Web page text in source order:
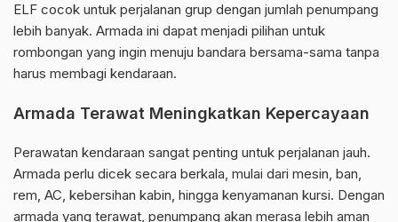
ELF cocok untuk perjalanan grup dengan jumlah penumpang
lebih banyak. Armada ini dapat menjadi pilihan untuk
rombongan yang ingin menuju bandara bersama-sama tanpa
harus membagi kendaraan.
Armada Terawat Meningkatkan Kepercayaan
Perawatan kendaraan sangat penting untuk perjalanan jauh.
Armada perlu dicek secara berkala, mulai dari mesin, ban,
rem, AC, kebersihan kabin, hingga kenyamanan kursi. Dengan
armada yang terawat, penumpang akan merasa lebih aman